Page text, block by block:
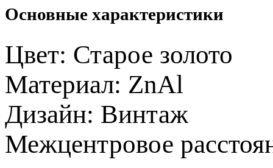
Основные характеристики
Цвет: Старое золото
Материал: ZnAl
Дизайн: Винтаж
Межцентровое